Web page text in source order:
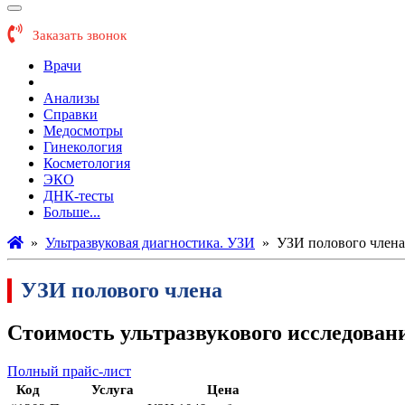
Заказать звонок
Врачи
Анализы
Справки
Медосмотры
Гинекология
Косметология
ЭКО
ДНК-тесты
Больше...
» Ультразвуковая диагностика. УЗИ » УЗИ полового члена
УЗИ полового члена
Стоимость ультразвукового
Полный прайс-лист
Код Услуга
Цена